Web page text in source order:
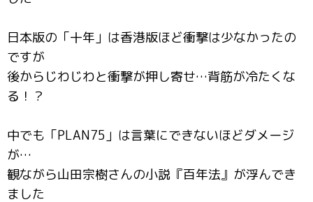
日本版の「十年」は香港版ほど衝撃は少なかったの
ですが
後からじわじわと衝撃が押し寄せ…背筋が冷たくな
る！？
中でも「PLAN75」は言葉にできないほどダメージ
が…
観ながら山田宗樹さんの小説『百年法』が浮んでき
ました